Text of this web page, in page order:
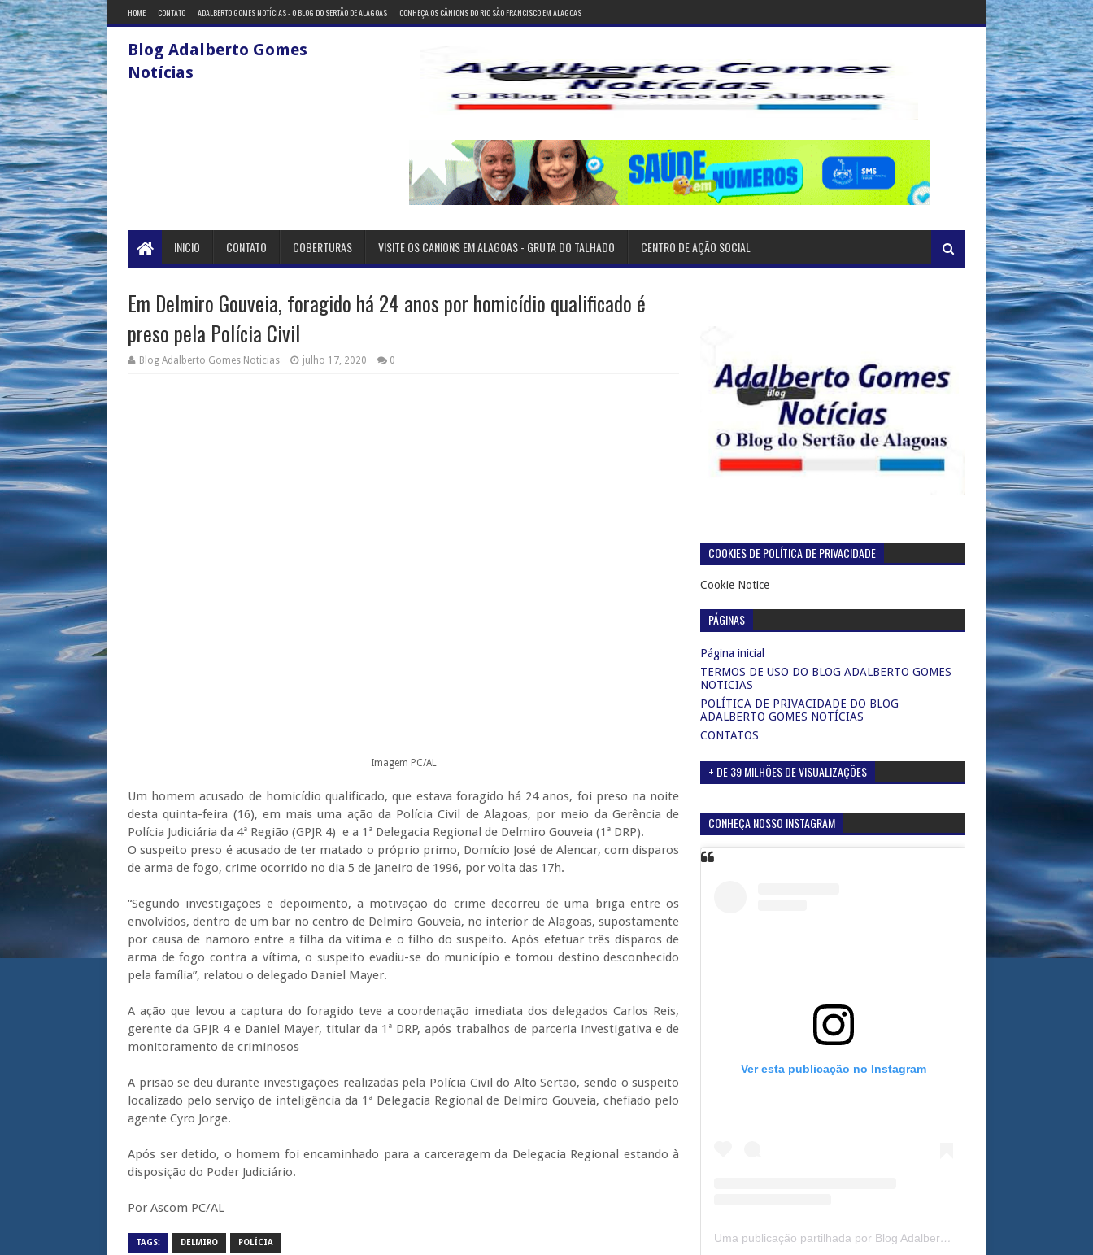
HOME CONTATO ADALBERTO GOMES NOTÍCIAS - O BLOG DO SERTÃO DE ALAGOAS CONHEÇA OS CÂNIONS DO RIO SÃO FRANCISCO EM ALAGOAS
Blog Adalberto Gomes
Notícias
INICIO CONTATO COBERTURAS VISITE OS CANIONS EM ALAGOAS - GRUTA DO TALHADO CENTRO DE AÇÃO SOCIAL
Em Delmiro Gouveia, foragido há 24 anos por homicídio qualificado é
preso pela Polícia Civil
Blog Adalberto Gomes Noticias julho 17, 2020 0
Imagem PC/AL
Um homem acusado de homicídio qualificado, que estava foragido há 24 anos, foi preso na noite
desta quinta-feira (16), em mais uma ação da Polícia Civil de Alagoas, por meio da Gerência de
Polícia Judiciária da 4ª Região (GPJR 4) e a 1ª Delegacia Regional de Delmiro Gouveia (1ª DRP).
O suspeito preso é acusado de ter matado o próprio primo, Domício José de Alencar, com disparos
de arma de fogo, crime ocorrido no dia 5 de janeiro de 1996, por volta das 17h.
“Segundo investigações e depoimento, a motivação do crime decorreu de uma briga entre os
envolvidos, dentro de um bar no centro de Delmiro Gouveia, no interior de Alagoas, supostamente
por causa de namoro entre a filha da vítima e o filho do suspeito. Após efetuar três disparos de
arma de fogo contra a vítima, o suspeito evadiu-se do município e tomou destino desconhecido
pela família”, relatou o delegado Daniel Mayer.
A ação que levou a captura do foragido teve a coordenação imediata dos delegados Carlos Reis,
gerente da GPJR 4 e Daniel Mayer, titular da 1ª DRP, após trabalhos de parceria investigativa e de
monitoramento de criminosos
A prisão se deu durante investigações realizadas pela Polícia Civil do Alto Sertão, sendo o suspeito
localizado pelo serviço de inteligência da 1ª Delegacia Regional de Delmiro Gouveia, chefiado pelo
agente Cyro Jorge.
Após ser detido, o homem foi encaminhado para a carceragem da Delegacia Regional estando à
disposição do Poder Judiciário.
Por Ascom PC/AL
TAGS: DELMIRO POLÍCIA
COOKIES DE POLÍTICA DE PRIVACIDADE
Cookie Notice
PÁGINAS
Página inicial
TERMOS DE USO DO BLOG ADALBERTO GOMES
NOTICIAS
POLÍTICA DE PRIVACIDADE DO BLOG
ADALBERTO GOMES NOTÍCIAS
CONTATOS
+ DE 39 MILHÕES DE VISUALIZAÇÕES
CONHEÇA NOSSO INSTAGRAM
Ver esta publicação no Instagram
Uma publicação partilhada por Blog Adalberto Gomes Noticias (@blogadalbertogomesnoticiass)